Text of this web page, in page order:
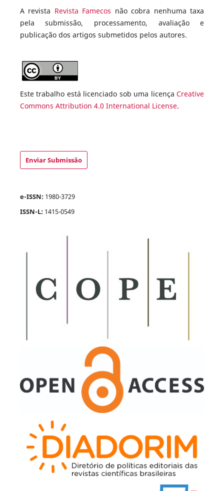
A revista Revista Famecos não cobra nenhuma taxa
pela submissão, processamento, avaliação e
publicação dos artigos submetidos pelos autores.
Este trabalho está licenciado sob uma licençaCreative
Commons Attribution 4.0 International License.
Enviar Submissão
e-ISSN: 1980-3729
ISSN-L: 1415-0549